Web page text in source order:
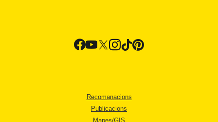
Recomanacions
Publicacions
Mapes/GIS